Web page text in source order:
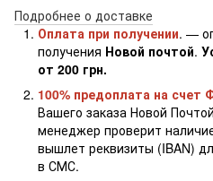
Подробнее о доставке
Оплата при получении. —
получения Новой почтой.
от 200 грн.
100% предоплата на счет
Вашего заказа Новой
менеджер проверит
вышлет реквизиты (IBAN)
в СМС.